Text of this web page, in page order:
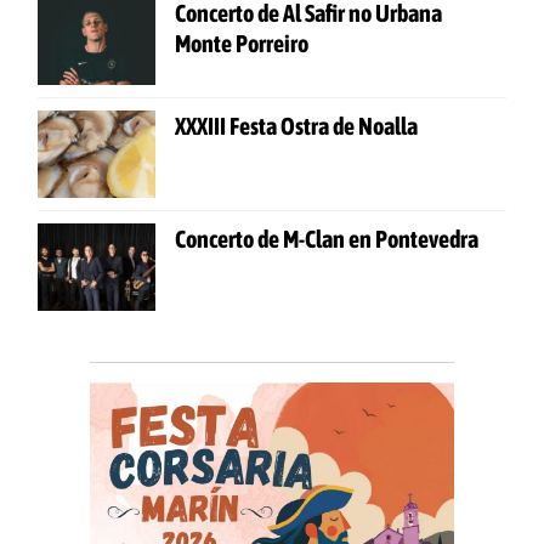
Concerto de Al Safir no Urbana
Monte Porreiro
XXXIII Festa Ostra de Noalla
Concerto de M-Clan en Pontevedra